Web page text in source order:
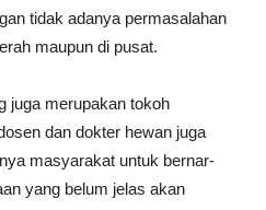
tidak adanya permasalahan
maupun di pusat.
juga merupakan tokoh
dan dokter hewan juga
masyarakat untuk bernar-
yang belum jelas akan